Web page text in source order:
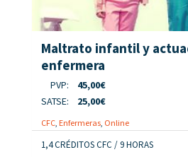
Maltrato infantil y
enfermera
PVP: 45,00€
SATSE:
25,00€
CFC, Enfermeras, Online
1,4 CRÉDITOS CFC / 9 HORAS